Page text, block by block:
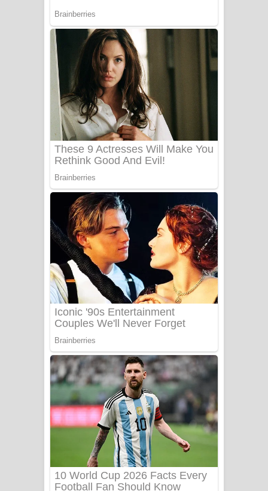
Katakara Song Lyrics - කටකාර ගීතයේ
පද පෙළ
Tharu Yaye Dilena Song Lyrics - තරු
යායේ දිලෙනා ගීතයේ පද පෙළ
Ow Man Sosa Song Lyrics - ඔව් මං
සෝසා ගීතයේ පද පෙළ
Aye Lanweela Song Lyrics - ආයේ
ලංවීලා ගීතයේ පද පෙළ
Ala purannata Song Lyrics - ආල
පුරන්නට ගීතයේ පද පෙළ
FEVER DREAM Lyrics - Alex Warren
BTS : Hooligan Lyrics
Apa Hamuwee Song Lyrics - අප හමුවී
ගීතයේ පද පෙළ
PATHINIYE Song Lyrics - පතිනියනේ
ගීතයේ පද පෙළ
Sorry Sir Song Lyrics - සොරි සර්
ගීතයේ පද පෙළ